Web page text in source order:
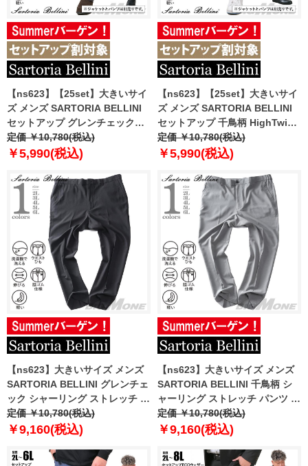
【ns623】【25set】大きいサイ
ズ メンズ SARTORIA BELLINI
セットアップ グレンチェック
HighTwist 清涼 ストレッチ パン
ツ 軽量 ウォッシャブル スマリラ
定価 ￥10,780(税込)
￥5,990(税込)
【ns623】【25set】大きいサイ
ズ メンズ SARTORIA BELLINI
セットアップ 千鳥柄 HighTwist
清涼 ストレッチ パンツ 軽量 ウ
ォッシャブル スマリラ
定価 ￥10,780(税込)
￥5,990(税込)
【ns623】大きいサイズ メンズ
SARTORIA BELLINI グレンチェ
ック シャーリング ストレッチ パ
ンツ 軽量 ウォッシャブル
azs25234-sps
定価 ￥10,780(税込)
￥9,160(税込)
【ns623】大きいサイズ メンズ
SARTORIA BELLINI 千鳥柄 シ
ャーリング ストレッチ パンツ 軽
量 ウォッシャブル スマリラ
azs25235-sps
定価 ￥10,780(税込)
￥9,160(税込)